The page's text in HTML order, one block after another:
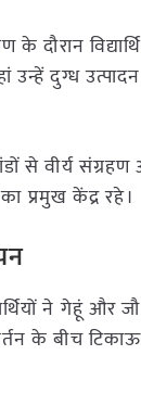
दौरान
उन्हें दुग्ध
से वीर्य
प्रमुख केंद्र रहे।
ने गेहूं और
के बीच